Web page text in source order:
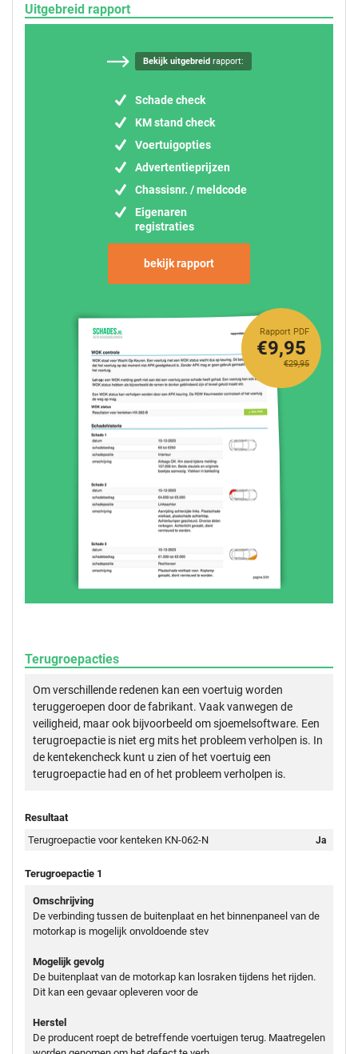
Uitgebreid rapport
Bekijk uitgebreidrapport:
Schade check
KM stand check
Voertuigopties
Advertentieprijzen
Chassisnr. / meldcode
Eigenaren
registraties
bekijk rapport
Rapport PDF
€29,95
€9,95
Terugroepacties
Om verschillende redenen kan een voertuig worden
teruggeroepen door de fabrikant. Vaak vanwegen de
veiligheid, maar ook bijvoorbeeld om sjoemelsoftware. Een
terugroepactie is niet erg mits het probleem verholpen is. In
de kentekencheck kunt u zien of het voertuig een
terugroepactie had en of het probleem verholpen is.
Resultaat
Terugroepactie voor kenteken KN-062-N
Ja
Terugroepactie 1
Omschrijving
De verbinding tussen de buitenplaat en het binnenpaneel van de
motorkap is mogelijk onvoldoende stev
Mogelijk gevolg
De buitenplaat van de motorkap kan losraken tijdens het rijden.
Dit kan een gevaar opleveren voor de
Herstel
De producent roept de betreffende voertuigen terug. Maatregelen